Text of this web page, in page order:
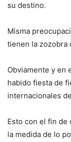
su destino.
Misma
tienen la zozobra
Obviamente y en
habido fiesta de
internacionales
Esto con el fin
la medida de lo